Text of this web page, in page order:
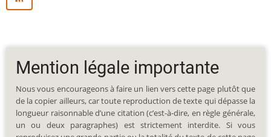
Mention légale importante
Nous vous encourageons à faire un lien vers cette page plutôt que
de la copier ailleurs, car toute reproduction de texte qui dépasse la
longueur raisonnable d’une citation (c’est-à-dire, en règle générale,
un ou deux paragraphes) est strictement interdite. Si vous